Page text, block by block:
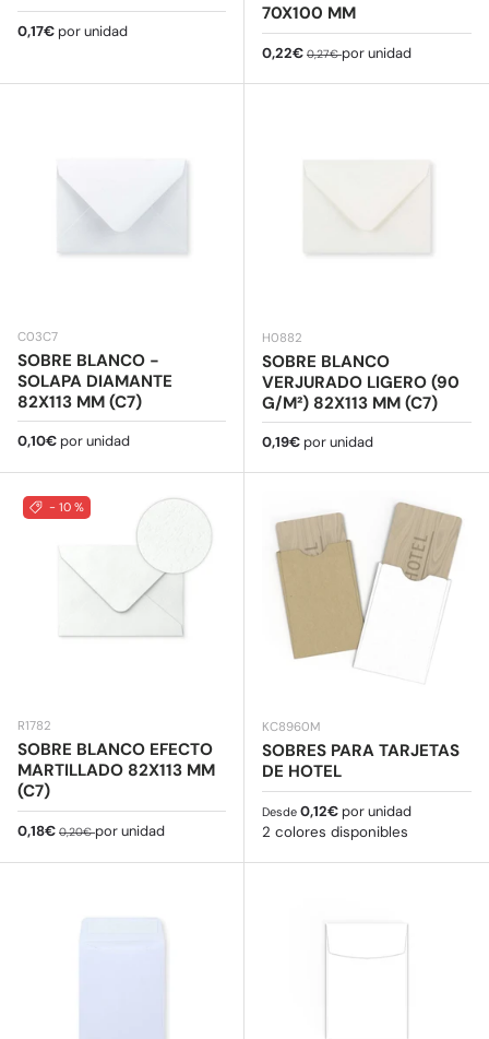
Precio normal
0,17€ por unidad
70X100 MM
Precio de venta
0,22€ Precio normal
0,27€por unidad
C03C7
SOBRE BLANCO -
SOLAPA DIAMANTE
82X113 MM (C7)
Precio normal
0,10€ por unidad
H0882
SOBRE BLANCO
VERJURADO LIGERO (90
G/M²) 82X113 MM (C7)
Precio normal
0,19€ por unidad
- 10 %
R1782
SOBRE BLANCO EFECTO
MARTILLADO 82X113 MM
(C7)
Precio de venta
0,18€ Precio normal
0,20€por unidad
KC8960M
SOBRES PARA TARJETAS
DE HOTEL
Precio normal
Desde 0,12€ por unidad
2 colores disponibles